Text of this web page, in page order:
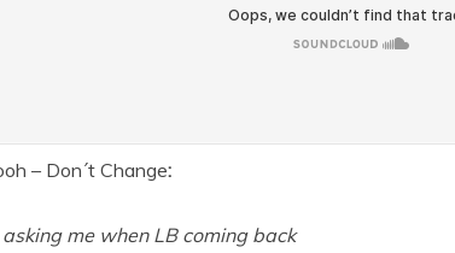
– Don´t Change:
asking me when LB coming back